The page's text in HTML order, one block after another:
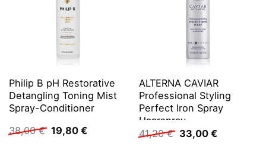
Philip B pH Restorative
Detangling Toning Mist
Spray-Conditioner
38,00€ Ursprünglicher
Preis
19,80 €Aktueller
ALTERNA CAVIAR
Professional Styling
Perfect Iron Spray
Haarspray
41,20€ Ursprünglicher
Preis
33,00 €Aktueller